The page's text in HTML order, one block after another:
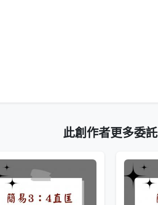
此創作者更多委託